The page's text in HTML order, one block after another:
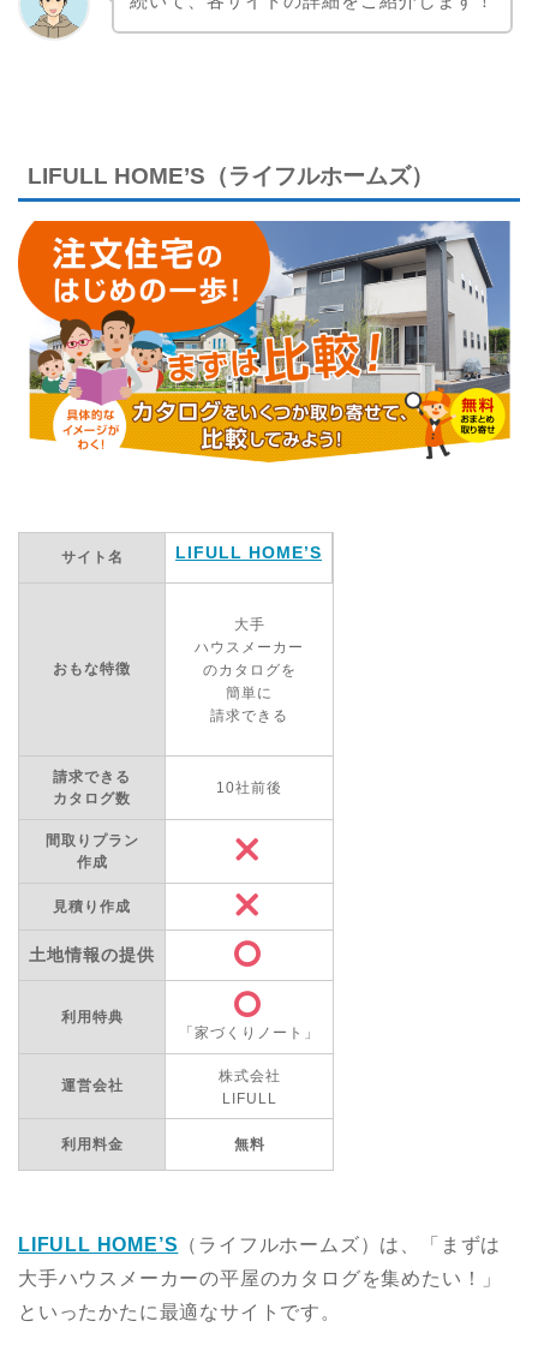
LIFULL HOME’S（ライフルホームズ）
サイト名 LIFULL HOME’S
おもな特徴
大手
ハウスメーカー
のカタログを
簡単に
請求できる
請求できる
カタログ数
10社前後
間取りプラン
作成
見積り作成
土地情報の提供
利用特典
「家づくりノート」
運営会社
株式会社
LIFULL
利用料金 無料
LIFULL HOME’S （ライフルホームズ）は、「まずは
大手ハウスメーカーの平屋のカタログを集めたい！」
といったかたに最適なサイトです。